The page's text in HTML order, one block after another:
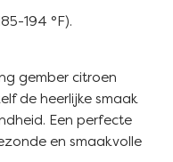
194 °F).
gember citroen
de heerlijke smaak
Een perfecte
en smaakvolle